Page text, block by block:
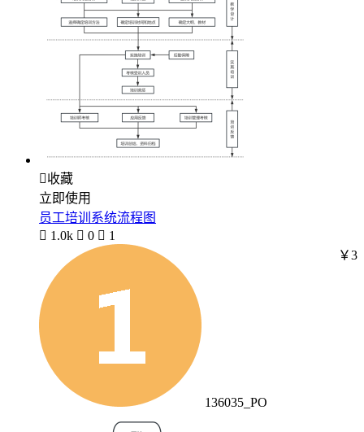
收藏
立即使用
员工培训系统流程图
 1.0k  0  1
136035_PO
￥3